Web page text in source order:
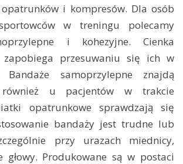
i kompresów. Dla osób
w treningu polecamy
i kohezyjne. Cienka
przesuwaniu się ich w
samoprzylepne znajdą
również u pacjentów w trakcie
opatrunkowe sprawdzają się
bandaży jest trudne lub
przy urazach miednicy,
głowy. Produkowane są w postaci